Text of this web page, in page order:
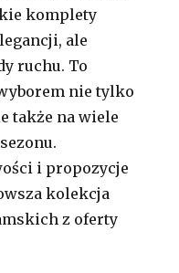
komplety
ale
ruchu. To
nie tylko
także na wiele
i propozycje
kolekcja
z oferty